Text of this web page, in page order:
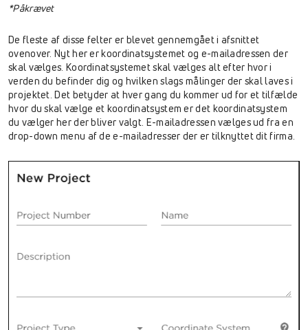
*Påkrævet
De fleste af disse felter er blevet gennemgået i afsnittet
ovenover. Nyt her er koordinatsystemet og e-mailadressen der
skal vælges. Koordinatsystemet skal vælges alt efter hvor i
verden du befinder dig og hvilken slags målinger der skal laves i
projektet. Det betyder at hver gang du kommer ud for et tilfælde
hvor du skal vælge et koordinatsystem er det koordinatsystem
du vælger her der bliver valgt. E-mailadressen vælges ud fra en
drop-down menu af de e-mailadresser der er tilknyttet dit firma.